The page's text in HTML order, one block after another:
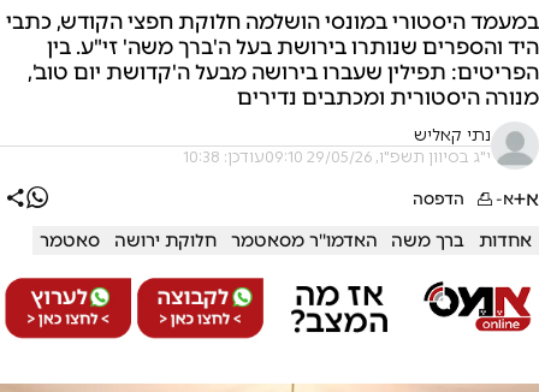
במעמד היסטורי במונסי הושלמה חלוקת חפצי הקודש, כתבי
היד והספרים שנותרו בירושת בעל ה'ברך משה' זי"ע. בין
הפריטים: תפילין שעברו בירושה מבעל ה'קדושת יום טוב',
מנורה היסטורית ומכתבים נדירים
נתי קאליש
י"ג בסיוון תשפ"ו, 29/05/26 09:10 עודכן: 10:38
א+א- הדפסה
אחדות ברך משה האדמו''ר מסאטמר חלוקת ירושה סאטמר